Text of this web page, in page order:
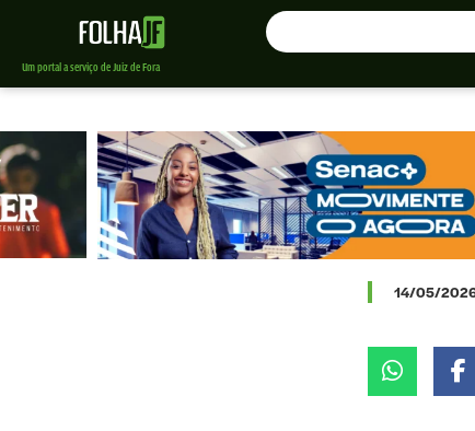
Um portal a serviço de Juiz de Fora
14/05/